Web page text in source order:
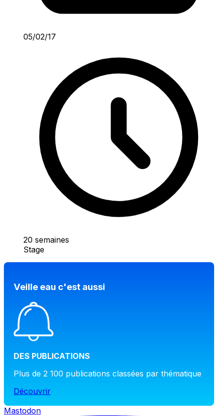
05/02/17
20 semaines
Stage
Veille eau c'est aussi
DES PUBLICATIONS
Plus de 2 100 publications classées par thématique
Découvrir
Mastodon